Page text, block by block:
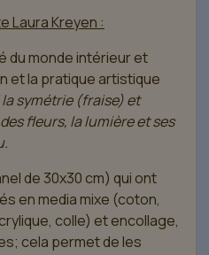
Laura Kreyen :
du monde intérieur et
et la pratique artistique
la symétrie (fraise) et
fleurs, la lumière et ses
de 30x30 cm) qui ont
en media mixe (coton,
colle) et encollage,
cela permet de les